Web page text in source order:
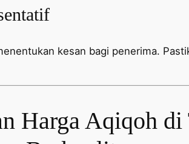
kesan bagi penerima.
Harga Aqiqoh di